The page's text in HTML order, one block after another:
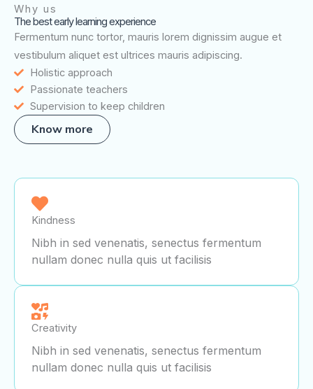
Why us
The best early learning experience
Fermentum nunc tortor, mauris lorem dignissim augue et
vestibulum aliquet est ultrices mauris adipiscing.
Holistic approach
Passionate teachers
Supervision to keep children
Know more
Kindness
Nibh in sed venenatis, senectus fermentum
nullam donec nulla quis ut facilisis
Creativity
Nibh in sed venenatis, senectus fermentum
nullam donec nulla quis ut facilisis